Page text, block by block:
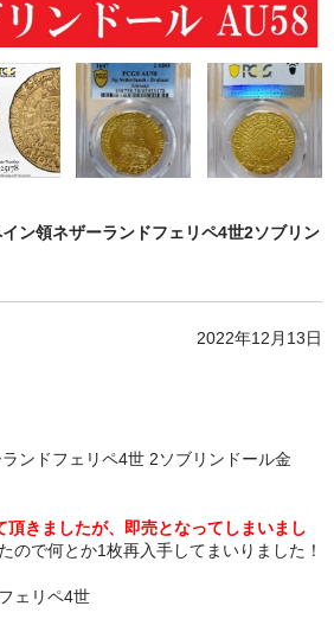
イン領ネザーランドフェリペ4世2ソブリン
2022年12月13日
ンドフェリペ4世 2ソブリンドール金
頂きましたが、即売となってしまいまし
ので何とか1枚再入手してまいりました！
ェリペ4世